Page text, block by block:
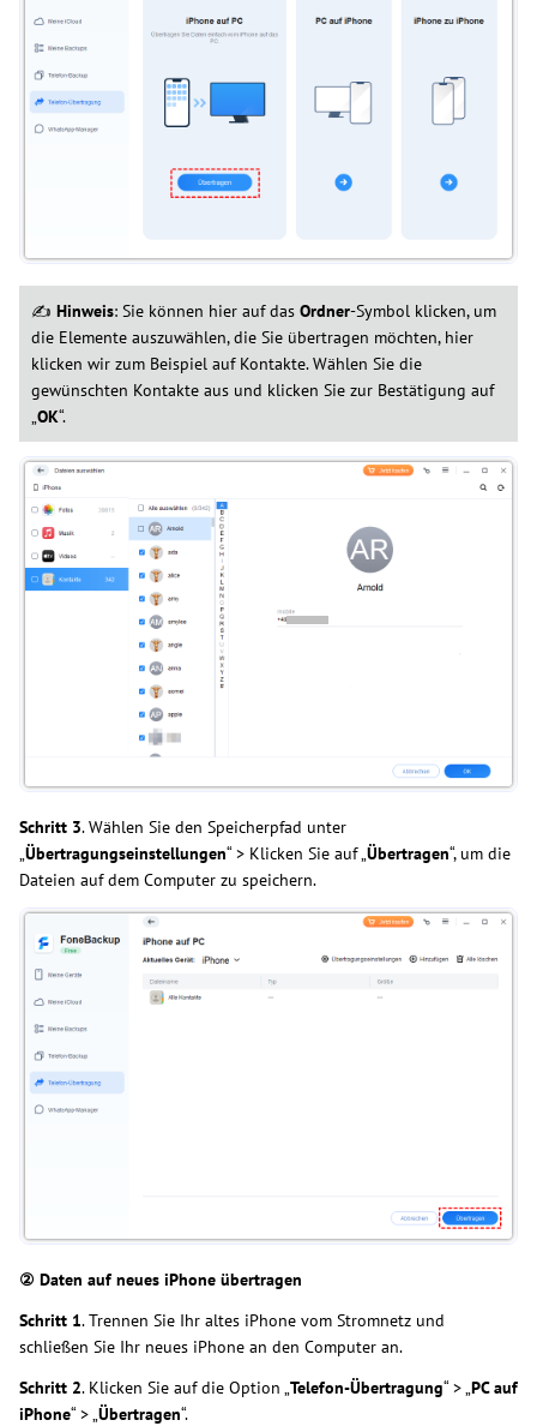
✍ Hinweis: Sie können hier auf das Ordner-Symbol klicken, um
die Elemente auszuwählen, die Sie übertragen möchten, hier
klicken wir zum Beispiel auf Kontakte. Wählen Sie die
gewünschten Kontakte aus und klicken Sie zur Bestätigung auf
OK“.
Schritt 3. Wählen Sie den Speicherpfad unter
„Übertragungseinstellungen“ > Klicken Sie auf „Übertragen“, um die
Dateien auf dem Computer zu speichern.
② Daten auf neues iPhone übertragen
Schritt 1. Trennen Sie Ihr altes iPhone vom Stromnetz und
schließen Sie Ihr neues iPhone an den Computer an.
Schritt 2. Klicken Sie auf die Option „Telefon-Übertragung“ > „PC auf
iPhone“ > „Übertragen“.